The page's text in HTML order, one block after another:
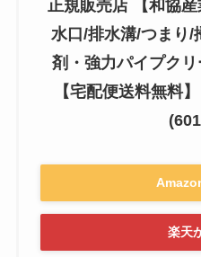
正規販売店 【和協
水口/排水溝/つまり/
剤・強力パイプクリ
【宅配便送料無料
楽天